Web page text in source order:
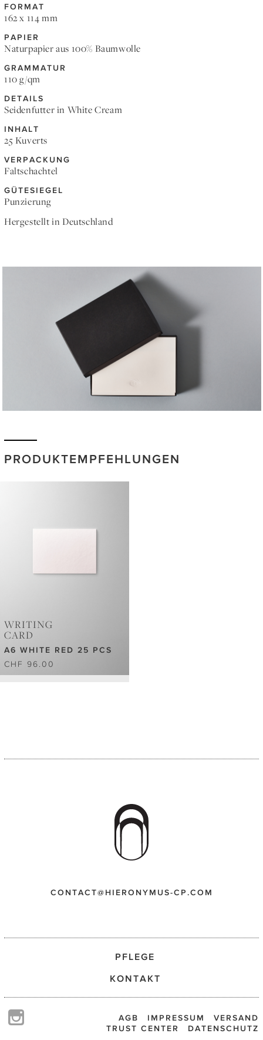
FORMAT
162 x 114 mm
PAPIER
Naturpapier aus 100% Baumwolle
GRAMMATUR
110 g/qm
DETAILS
Seidenfutter in White Cream
INHALT
25 Kuverts
VERPACKUNG
Faltschachtel
GÜTESIEGEL
Punzierung
Hergestellt in Deutschland
PRODUKTEMPFEHLUNGEN
WRITING
CARD
A6 WHITE RED 25 PCS
CHF 96.00
CONTACT@HIERONYMUS-CP.COM
PFLEGE
KONTAKT
VERSAND
IMPRESSUM
AGB
DATENSCHUTZ
TRUST CENTER